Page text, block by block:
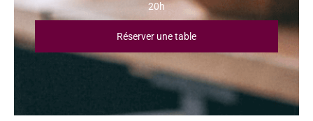
20h
Réserver une table